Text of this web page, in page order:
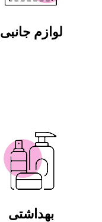
لوازم جانبی
بهداشتی